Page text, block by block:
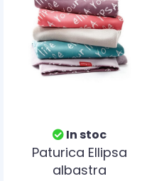
In stoc
Paturica Ellipsa
albastra